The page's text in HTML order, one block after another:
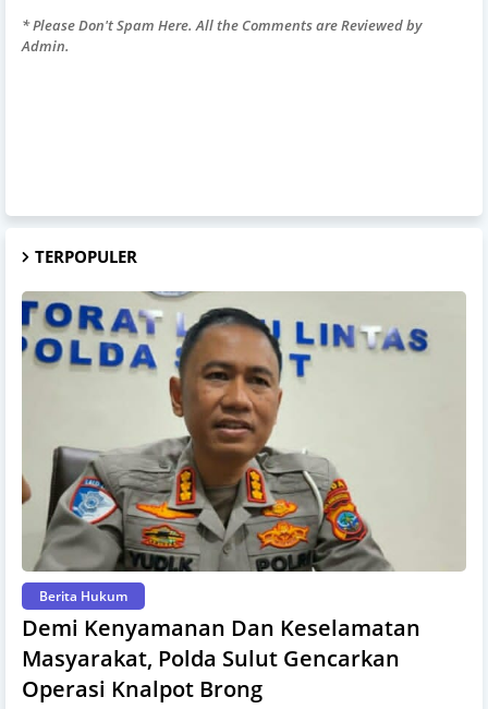
* Please Don't Spam Here. All the Comments are Reviewed by
Admin.
TERPOPULER
Berita Hukum
Demi Kenyamanan Dan Keselamatan
Masyarakat, Polda Sulut Gencarkan
Operasi Knalpot Brong